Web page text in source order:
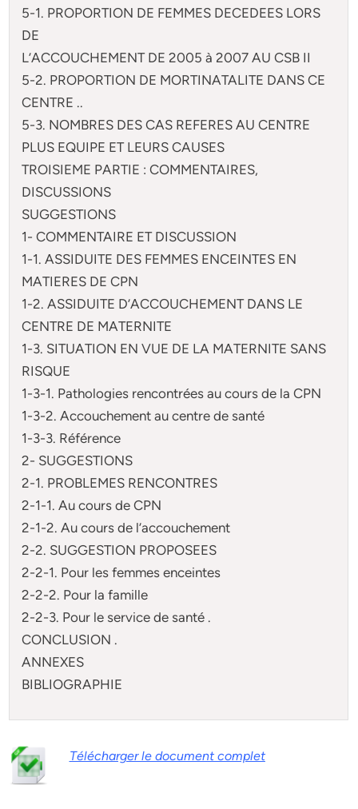
5-1. PROPORTION DE FEMMES DECEDEES LORS
DE
L’ACCOUCHEMENT DE 2005 à 2007 AU CSB II
5-2. PROPORTION DE MORTINATALITE DANS CE
CENTRE ..
5-3. NOMBRES DES CAS REFERES AU CENTRE
PLUS EQUIPE ET LEURS CAUSES
TROISIEME PARTIE : COMMENTAIRES,
DISCUSSIONS
SUGGESTIONS
1- COMMENTAIRE ET DISCUSSION
1-1. ASSIDUITE DES FEMMES ENCEINTES EN
MATIERES DE CPN
1-2. ASSIDUITE D’ACCOUCHEMENT DANS LE
CENTRE DE MATERNITE
1-3. SITUATION EN VUE DE LA MATERNITE SANS
RISQUE
1-3-1. Pathologies rencontrées au cours de la CPN
1-3-2. Accouchement au centre de santé
1-3-3. Référence
2- SUGGESTIONS
2-1. PROBLEMES RENCONTRES
2-1-1. Au cours de CPN
2-1-2. Au cours de l’accouchement
2-2. SUGGESTION PROPOSEES
2-2-1. Pour les femmes enceintes
2-2-2. Pour la famille
2-2-3. Pour le service de santé .
CONCLUSION .
ANNEXES
BIBLIOGRAPHIE
Télécharger le document complet